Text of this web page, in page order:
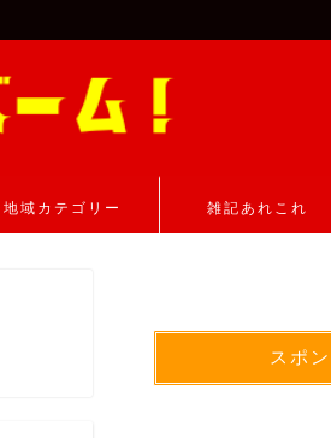
地域カテゴリー 雑記あれこれ
スポ